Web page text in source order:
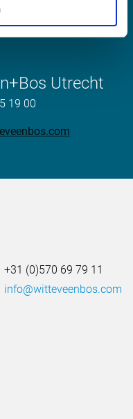
Utrecht
19 00
+31 (0)570 69 79 11
info@witteveenbos.com